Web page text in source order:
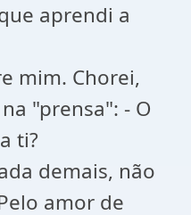
aprendi a
mim. Chorei,
"prensa": - O
ti?
demais, não
amor de